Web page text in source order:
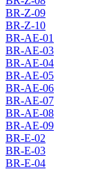
BR-Z-09
BR-Z-10
BR-AE-01
BR-AE-03
BR-AE-04
BR-AE-05
BR-AE-06
BR-AE-07
BR-AE-08
BR-AE-09
BR-E-02
BR-E-03
BR-E-04